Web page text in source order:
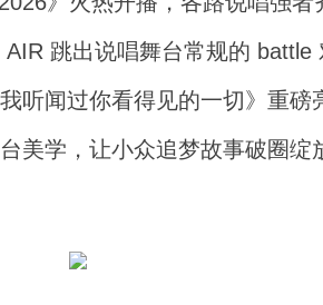
跳出说唱舞台常规的 battle
听闻过你看得见的一切》重磅
美学，让小众追梦故事破圈绽